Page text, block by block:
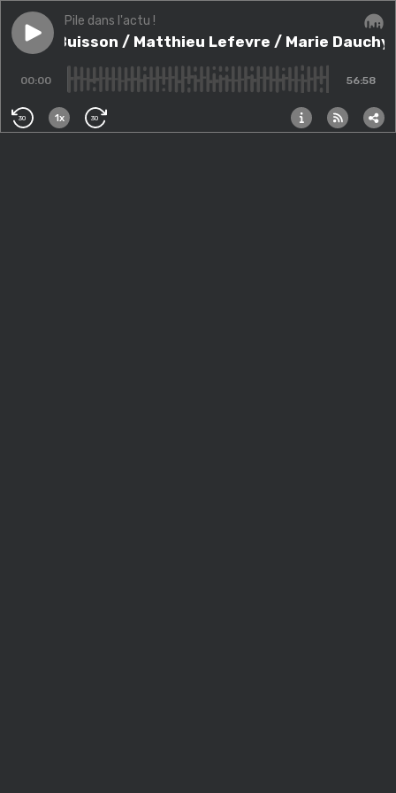
Play episodeAlexis Buisson / Matthieu Lefevre / Marie Dauchy
Pile dans l'actu !
Alexis Buisson / Matthieu Lefevre / Marie Dauchy
00:00 56:58
30 1x 30